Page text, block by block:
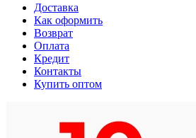
Доставка
Как оформить
Возврат
Оплата
Кредит
Контакты
Купить оптом